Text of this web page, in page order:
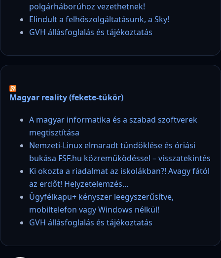
polgárháborúhoz vezethetnek!
Elindult a felhőszolgáltatásunk, a Sky!
GVH állásfoglalás és tájékoztatás
Magyar reality (fekete-tükör)
A magyar informatika és a szabad szoftverek
megtisztítása
Nemzeti-Linux elmaradt tündöklése és óriási
bukása FSF.hu közreműködéssel – visszatekintés
Ki okozta a riadalmat az iskolákban?! Avagy fától
az erdőt! Helyzetelemzés…
Ügyfélkapu+ kényszer leegyszerűsítve,
mobiltelefon vagy Windows nélkül!
GVH állásfoglalás és tájékoztatás